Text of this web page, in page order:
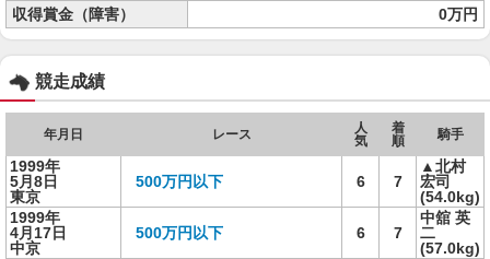
収得賞金（障害）
0万円
競走成績
年月日 レース
人
気
着
順
騎手
1999年
5月8日
東京
500万円以下 6 7
▲北村
宏司
(54.0kg)
1999年
4月17日
中京
500万円以下 6 7
中舘 英
二
(57.0kg)